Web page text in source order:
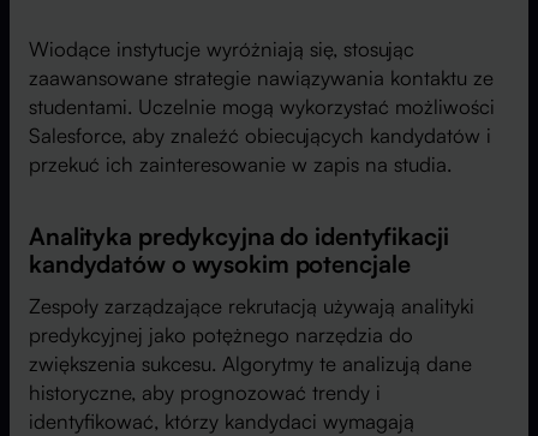
Wiodące instytucje wyróżniają się, stosując
zaawansowane strategie nawiązywania kontaktu ze
studentami. Uczelnie mogą wykorzystać możliwości
Salesforce, aby znaleźć obiecujących kandydatów i
przekuć ich zainteresowanie w zapis na studia.
Analityka predykcyjna do identyfikacji
kandydatów o wysokim potencjale
Zespoły zarządzające rekrutacją używają analityki
predykcyjnej jako potężnego narzędzia do
zwiększenia sukcesu. Algorytmy te analizują dane
historyczne, aby prognozować trendy i
identyfikować, którzy kandydaci wymagają